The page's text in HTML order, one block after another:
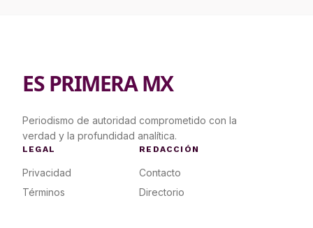
ES PRIMERA MX
Periodismo de autoridad comprometido con la
verdad y la profundidad analítica.
LEGAL
Privacidad
Términos
REDACCIÓN
Contacto
Directorio